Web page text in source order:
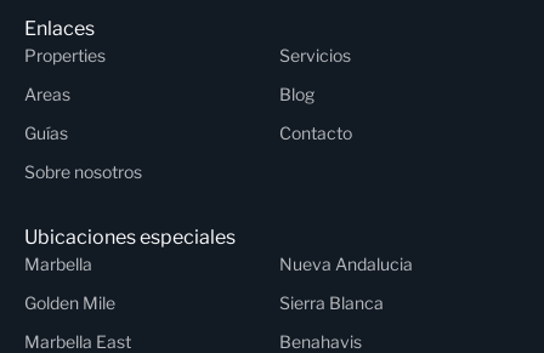
Enlaces
Properties
Servicios
Areas
Blog
Guías
Contacto
Sobre nosotros
Ubicaciones especiales
Marbella
Nueva Andalucia
Golden Mile
Sierra Blanca
Marbella East
Benahavis